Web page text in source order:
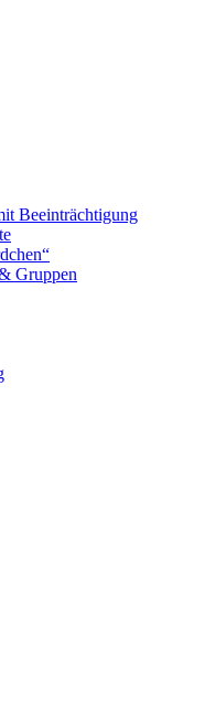
Beeinträchtigung
Gruppen